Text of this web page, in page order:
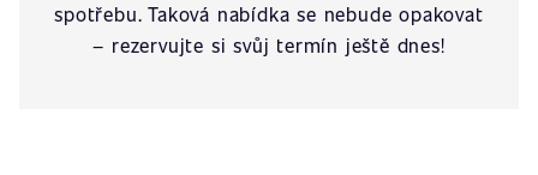
spotřebu. Taková nabídka se nebude opakovat
– rezervujte si svůj termín ještě dnes!